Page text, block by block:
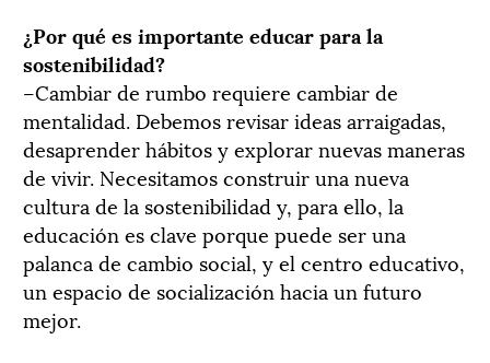
¿Por qué es importante educar para la
sostenibilidad?
–Cambiar de rumbo requiere cambiar de
mentalidad. Debemos revisar ideas arraigadas,
desaprender hábitos y explorar nuevas maneras
de vivir. Necesitamos construir una nueva
cultura de la sostenibilidad y, para ello, la
educación es clave porque puede ser una
palanca de cambio social, y el centro educativo,
un espacio de socialización hacia un futuro
mejor.